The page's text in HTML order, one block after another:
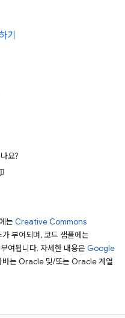
기
요?
는 Creative Commons
부여되며, 코드 샘플에는
여됩니다. 자세한 내용은 Google
바는 Oracle 및/또는 Oracle 계열